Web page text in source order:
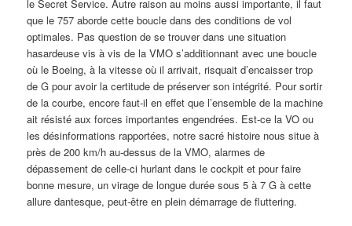
le Secret Service. Autre raison au moins aussi importante, il faut
que le 757 aborde cette boucle dans des conditions de vol
optimales. Pas question de se trouver dans une situation
hasardeuse vis à vis de la VMO s’additionnant avec une boucle
où le Boeing, à la vitesse où il arrivait, risquait d’encaisser trop
de G pour avoir la certitude de préserver son intégrité. Pour sortir
de la courbe, encore faut-il en effet que l’ensemble de la machine
ait résisté aux forces importantes engendrées. Est-ce la VO ou
les désinformations rapportées, notre sacré histoire nous situe à
près de 200 km/h au-dessus de la VMO, alarmes de
dépassement de celle-ci hurlant dans le cockpit et pour faire
bonne mesure, un virage de longue durée sous 5 à 7 G à cette
allure dantesque, peut-être en plein démarrage de fluttering.